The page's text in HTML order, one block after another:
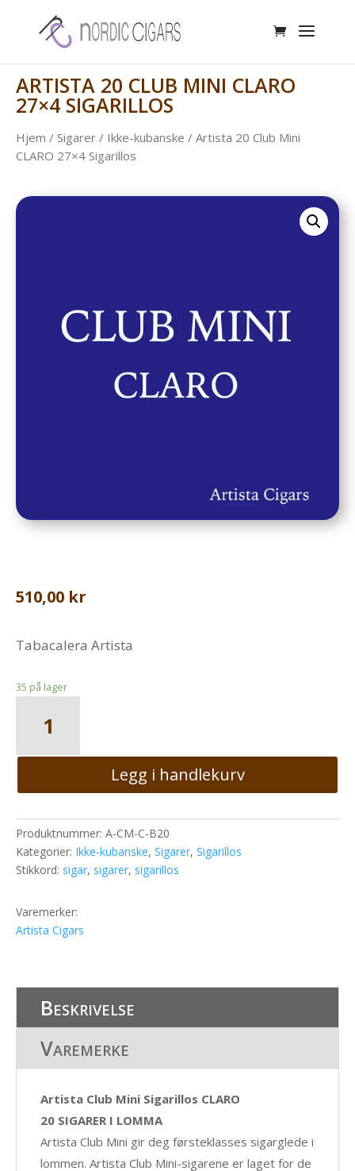
ARTISTA 20 CLUB MINI CLARO
27×4 SIGARILLOS
Hjem / Sigarer / Ikke-kubanske / Artista 20 Club Mini
CLARO 27×4 Sigarillos
510,00 kr
Tabacalera Artista
35 på lager
Mini
27x4
antall
Legg i handlekurv
Produktnummer: A-CM-C-B20
Kategorier: Ikke-kubanske, Sigarer, Sigarillos
Stikkord: sigar, sigarer, sigarillos
Varemerker:
Artista Cigars
Beskrivelse
Varemerke
Artista Club Mini Sigarillos CLARO
20 SIGARER I LOMMA
Artista Club Mini gir deg førsteklasses sigarglede i
lommen. Artista Club Mini-sigarene er laget for de